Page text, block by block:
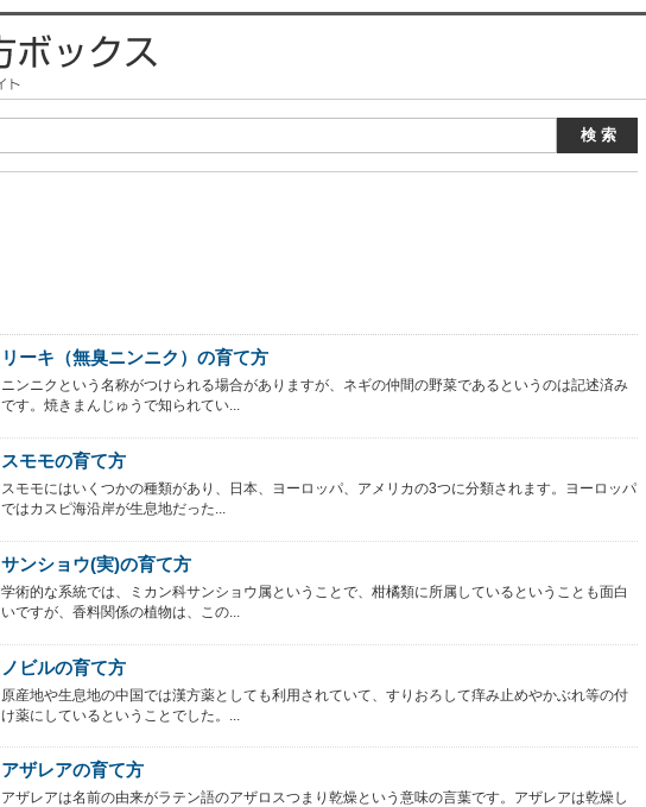
リーキ（無臭ニンニク）の育て方
ニンニクという名称がつけられる場合がありますが、ネギの仲間の野菜であるというのは記述済み
です。焼きまんじゅうで知られてい...
スモモの育て方
スモモにはいくつかの種類があり、日本、ヨーロッパ、アメリカの3つに分類されます。ヨーロッパ
ではカスピ海沿岸が生息地だった...
サンショウ(実)の育て方
学術的な系統では、ミカン科サンショウ属ということで、柑橘類に所属しているということも面白
いですが、香料関係の植物は、この...
ノビルの育て方
原産地や生息地の中国では漢方薬としても利用されていて、すりおろして痒み止めやかぶれ等の付
け薬にしているということでした。...
アザレアの育て方
アザレアは名前の由来がラテン語のアザロスつまり乾燥という意味の言葉です。アザレアは乾燥し